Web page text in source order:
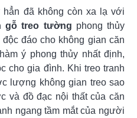
hẳn đã không còn xa lạ với
gỗ treo tường phong thủy
đáo cho không gian căn
ý phong thủy nhất định,
cho gia đình. Khi treo tranh
lượng không gian treo sao
và đồ đạc nội thất của căn
ngang tầm mắt của người